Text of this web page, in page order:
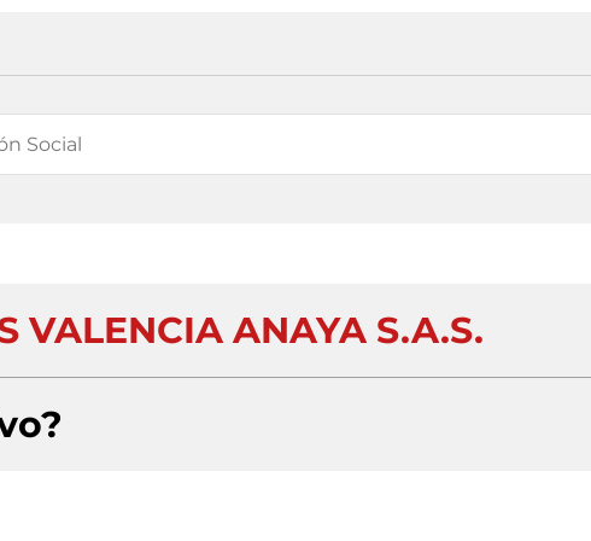
VALENCIA ANAYA S.A.S.